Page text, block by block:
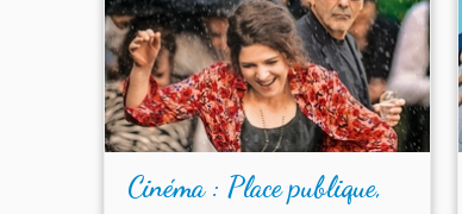
Cinéma : Place publique,